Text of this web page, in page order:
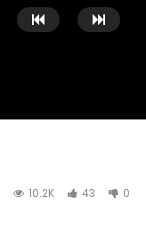
10.2K 43 0